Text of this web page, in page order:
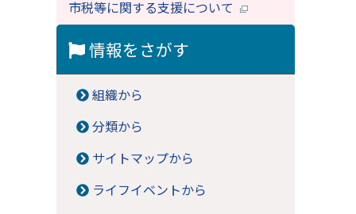
市税等に関する支援について
情報をさがす
組織から
分類から
サイトマップから
ライフイベントから